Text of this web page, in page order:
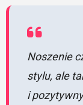
Noszenie
stylu, ale
i